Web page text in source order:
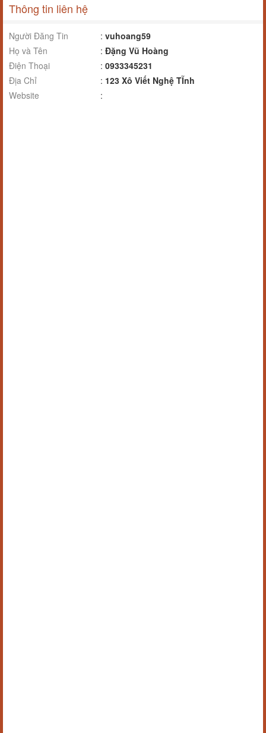
Thông tin liên hệ
Người Đăng Tin : vuhoang59
Họ và Tên
: Đặng Vũ Hoàng
Điện Thoại
: 0933345231
Địa Chỉ
: 123 Xô Viết Nghệ TĨnh
Website
: